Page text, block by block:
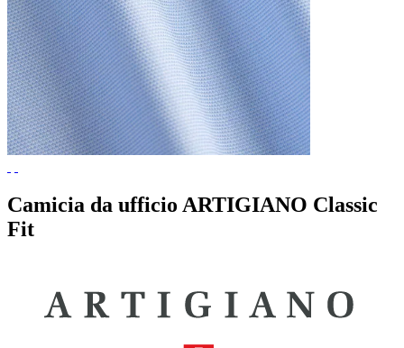
Camicia da ufficio ARTIGIANO Classic
Fit